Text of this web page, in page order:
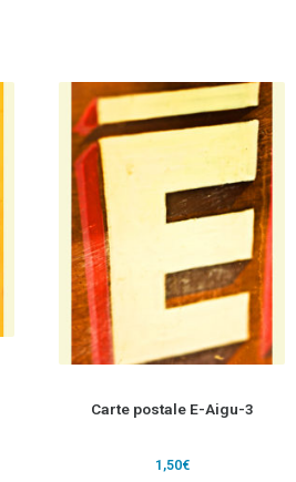
Carte postale E-Aigu-3
1,50€